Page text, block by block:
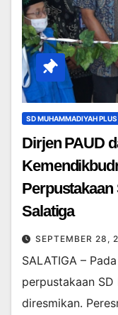
SD MUHAMMADIYAH
Dirjen PAUD
Salatiga
SEPTEMBER 28,
SALATIGA –
perpustakaan
diresmikan.